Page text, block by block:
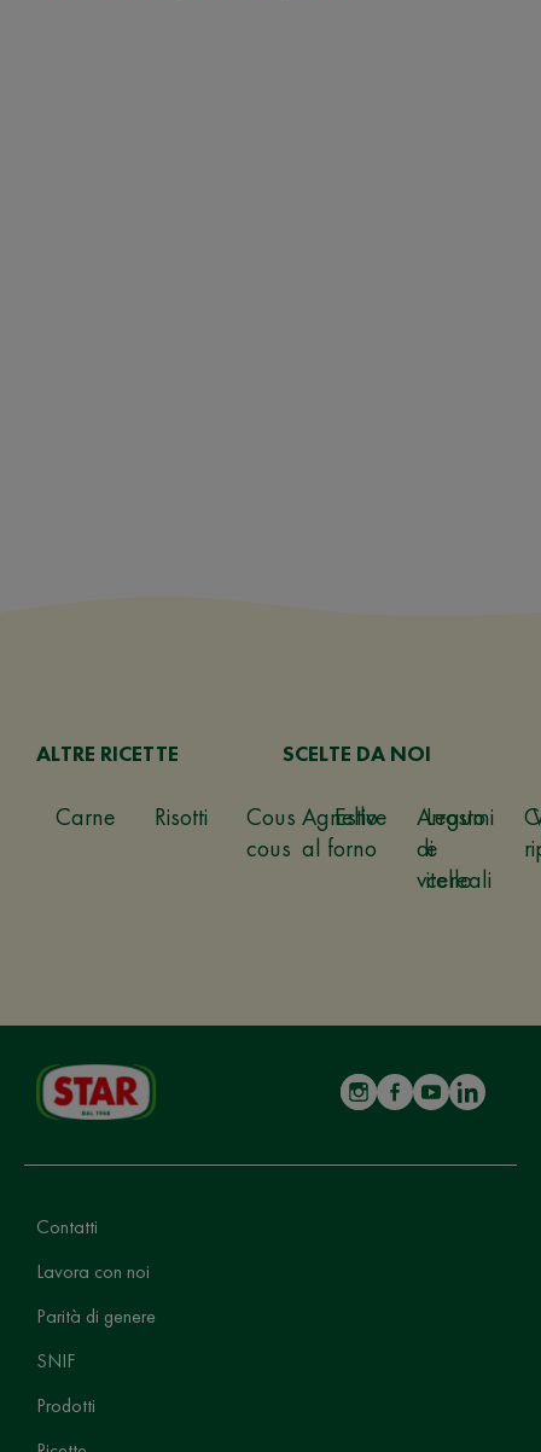
ALTRE RICETTE
Carne Risotti
Cous
cous
Estive
Legumi
e
cereali
SCELTE DA NOI
Agnello
al forno
Arrosto
di
vitello
Contatti
Lavora con noi
Parità di genere
SNIF
Prodotti